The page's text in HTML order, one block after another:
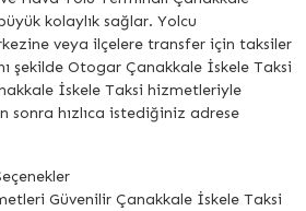
kolaylık sağlar. Yolcu
veya ilçelere transfer için taksiler
şekilde Otogar Çanakkale İskele Taksi
İskele Taksi hizmetleriyle
sonra hızlıca istediğiniz adrese
Güvenilir Çanakkale İskele Taksi